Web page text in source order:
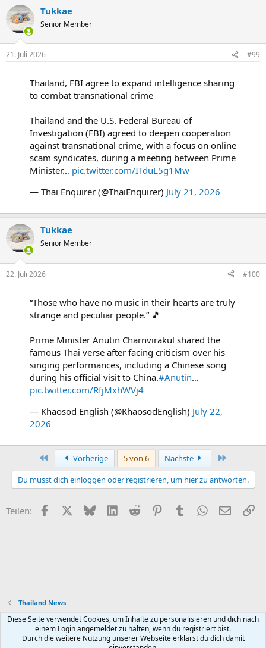
Tukkae
Senior Member
21. Juli 2026 #99
Thailand, FBI agree to expand intelligence sharing
to combat transnational crime
Thailand and the U.S. Federal Bureau of
Investigation (FBI) agreed to deepen cooperation
against transnational crime, with a focus on online
scam syndicates, during a meeting between Prime
Minister… pic.twitter.com/ITduL5g1Mw
— Thai Enquirer (@ThaiEnquirer) July 21, 2026
Tukkae
Senior Member
22. Juli 2026 #100
“Those who have no music in their hearts are truly
strange and peculiar people.” 🎵
Prime Minister Anutin Charnvirakul shared the
famous Thai verse after facing criticism over his
singing performances, including a Chinese song
during his official visit to China.#Anutin…
pic.twitter.com/RfjMxhWVj4
— Khaosod English (@KhaosodEnglish) July 22,
2026
Erste Vorherige 5 von 6 Nächste
Du musst dich einloggen oder registrieren, um hier zu antworten.
Teilen: FacebookX (Twitter)
BlueskyLinkedIn
Reddit PinterestTumblr WhatsApp
E-Mail
Thailand News
Default style
Deutsch (Du)
Datenschutz Hilfe und Impressum
Diese Seite verwendet Cookies, um Inhalte zu personalisieren und dich nach
einem Login angemeldet zu halten, wenn du registriert bist.
Durch die weitere Nutzung unserer Webseite erklärst du dich damit